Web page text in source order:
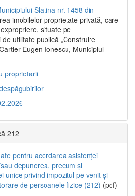
Slatina nr. 1458 din
imobilelor proprietate privată, care
situate pe
utilitate publică „Construire
Eugen Ionescu, Municipiul
proprietarii
212
pentru acordarea asistenței
depunerea, precum și
unice privind impozitul pe venit și
de persoanele fizice (212) (pdf)